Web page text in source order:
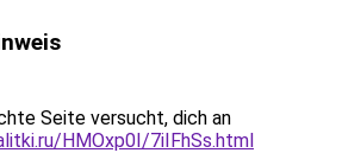
Seite versucht, dich an
HMOxp0I/7iIFhSs.html